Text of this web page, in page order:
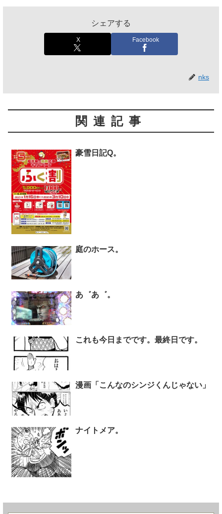
シェアする
X Facebook
nks
関連記事
豪雪日記Q。
庭のホース。
あ゛あ゛。
これも今日までです。最終日です。
漫画「こんなのシンジくんじゃない」
ナイトメア。